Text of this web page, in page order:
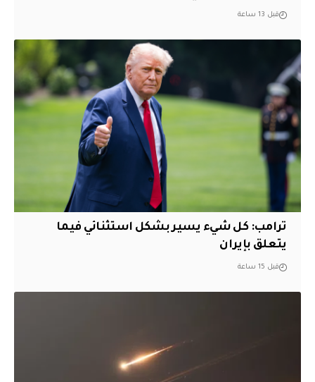
قبل 13 ساعة
ترامب: كل شيء يسير بشكل استثنائي فيما
يتعلق بإيران
قبل 15 ساعة